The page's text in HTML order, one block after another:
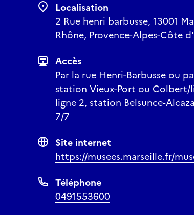
Localisation
2 Rue henri barbusse, 13001
Rhône, Provence-Alpes-Côte
Accès
Par la rue Henri-Barbusse ou
station Vieux-Port ou Colbert/
ligne 2, station Belsunce-
7/7
Site internet
https://musees.marseille.fr/
Téléphone
0491553600